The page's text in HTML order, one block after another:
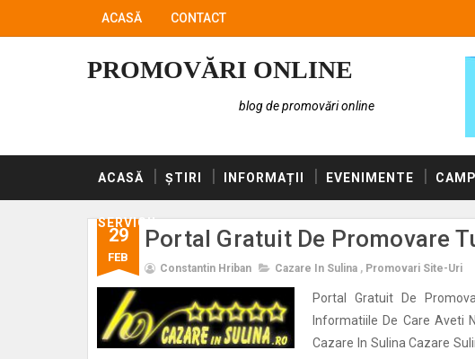
ACASĂ CONTACT
PROMOVĂRI ONLINE
blog de promovări online
ACASĂ ȘTIRI INFORMAȚII EVENIMENTE
SERVICII
29
FEB
Portal Gratuit De Promovare
Constantin Hriban Cazare In Sulina , Promovari Site-Uri
Portal Gratuit De
Informatiile De Care Aveti
Cazare In Sulina Cazare